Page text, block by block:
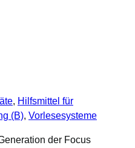
, Hilfsmittel für
(B), Vorlesesysteme
der Focus